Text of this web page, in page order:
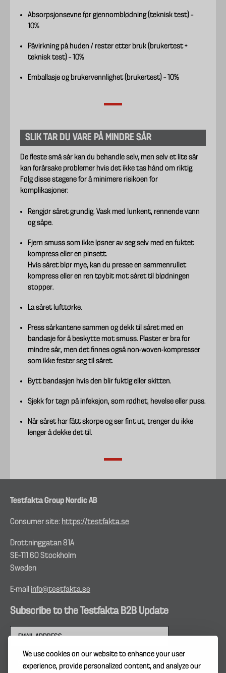
We use cookies on our website to enhance your user
experience, provide personalized content, and analyze our
Absorpsjonsevne før gjennomblødning (teknisk test) –
10%
Påvirkning på huden / rester etter bruk (brukertest +
teknisk test) – 10%
Emballasje og brukervennlighet (brukertest) – 10%
SLIK TAR DU VARE PÅ MINDRE SÅR
De fleste små sår kan du behandle selv, men selv et lite sår
kan forårsake problemer hvis det ikke tas hånd om riktig.
Følg disse stegene for å minimere risikoen for
komplikasjoner:
Rengjør såret grundig. Vask med lunkent, rennende vann
og såpe.
Fjern smuss som ikke løsner av seg selv med en fuktet
kompress eller en pinsett.
Hvis såret blør mye, kan du presse en sammenrullet
kompress eller en ren tøybit mot såret til blødningen
stopper.
La såret lufttørke.
Press sårkantene sammen og dekk til såret med en
bandasje for å beskytte mot smuss. Plaster er bra for
mindre sår, men det finnes også non-woven-kompresser
som ikke fester seg til såret.
Bytt bandasjen hvis den blir fuktig eller skitten.
Sjekk for tegn på infeksjon, som rødhet, hevelse eller puss.
Når såret har fått skorpe og ser fint ut, trenger du ikke
lenger å dekke det til.
Testfakta Group Nordic AB
Consumer site: https://testfakta.se
Drottninggatan 81A
SE–111 60 Stockholm
Sweden
E-mail info@testfakta.se
Subscribe to the Testfakta B2B Update